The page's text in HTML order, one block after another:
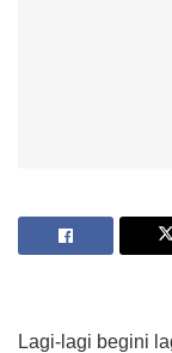
Lagi-lagi begini